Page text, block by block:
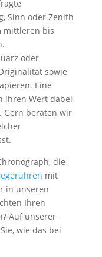
Sinn oder Zenith
mittleren bis
oder
sowie
Eine
ihren Wert dabei
Gern beraten wir
die
mit
in unseren
Ihren
Auf unserer
wie das bei